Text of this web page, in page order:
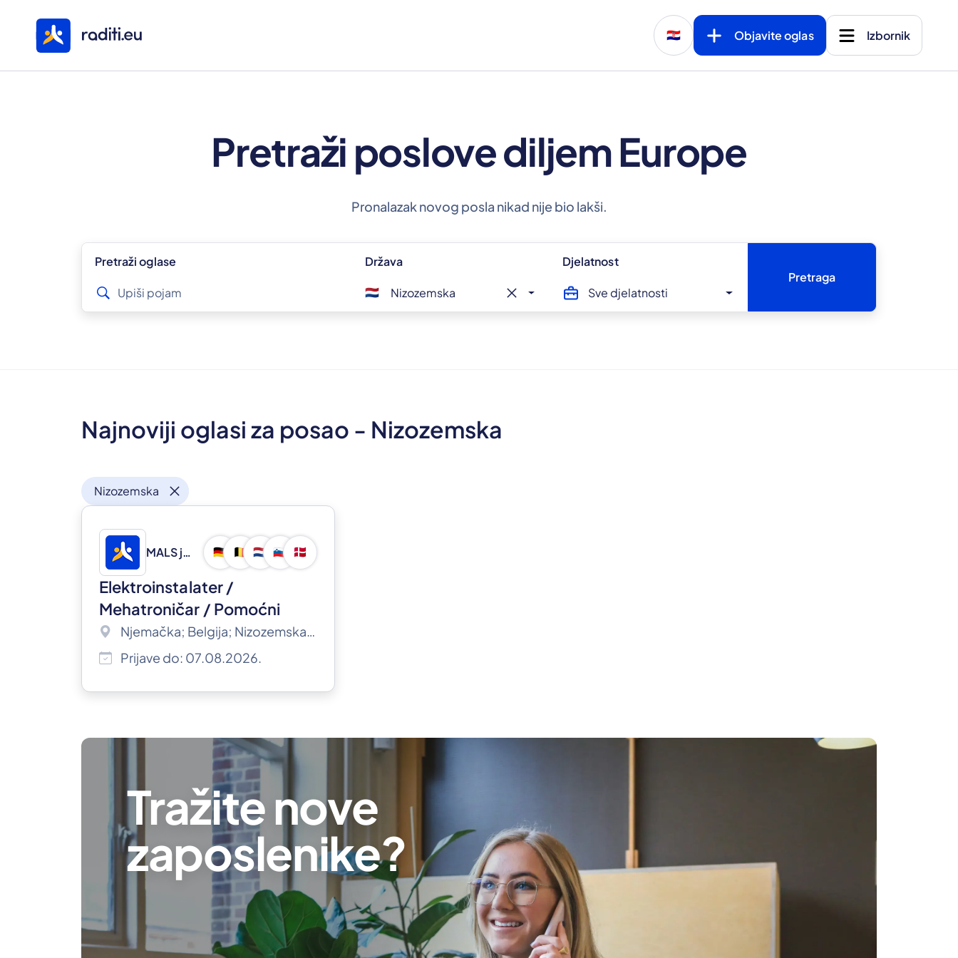
🇭🇷 Objavite oglas Izbornik
Pretraži poslove diljem Europe
Pronalazak novog posla nikad nije bio lakši.
Pretraži oglase Država
🇳🇱 Nizozemska close
Djelatnost
Sve djelatnosti
Pretraga
Najnoviji oglasi za posao - Nizozemska
Nizozemska close
MALS j.d.o.o. 🇩🇪 🇧🇪 🇳🇱 🇸🇮 🇩🇰
Elektroinstalater /
Mehatroničar / Pomoćni
radnik(m/ž)
Njemačka; Belgija; Nizozemska; Slovenija; Danska
Prijave do: 07.08.2026.
Tražite nove
zaposlenike?